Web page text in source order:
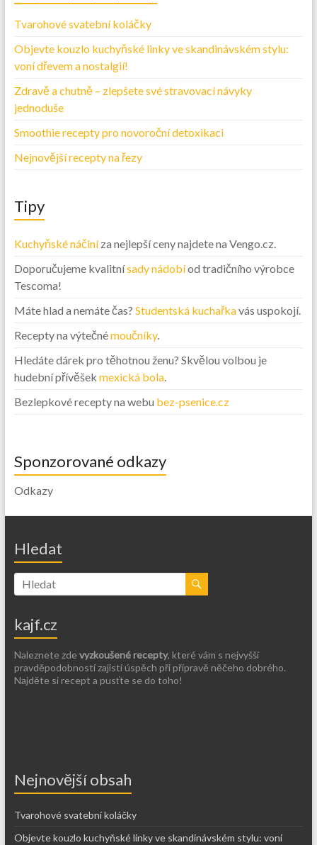
Tvarohové svatební koláčky
Objevte kouzlo kuchyňské linky ve skandinávském stylu:
voní dřevem a nostalgií!
Zdravě a chutně – zlepšete své stravovací návyky
jednoduše
Smoothie recepty pro novoroční detoxikaci
Nejnovější recepty na řezy
Tipy
Kuchyňské náčiníza nejlepší ceny najdete na Vengo.cz.
Doporučujeme kvalitnísady nádobíod tradičního výrobce
Tescoma!
Máte hlad a nemáte čas? Studentská kuchařkavás uspokojí.
Recepty na výtečnémoučníky.
Hledáte dárek pro těhotnou ženu? Skvělou volbou je
hudební přívěšek mexická bola.
Bezlepkové recepty na webu bez-psenice.cz
Sponzorované odkazy
Odkazy
Hledat
kajf.cz
Naleznete zde vyzkoušené recepty, které vám s nejvyšší
pravděpodobností zajistí úspěch při přípravě něčeho dobrého.
Najděte si recept a pusťte se do toho!
Nejnovější obsah
Tvarohové svatební koláčky
Objevte kouzlo kuchyňské linky ve skandinávském stylu: voní